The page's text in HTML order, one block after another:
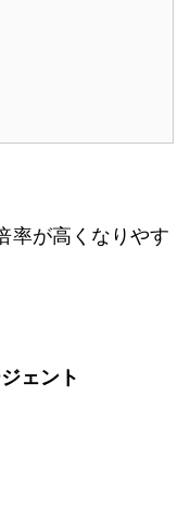
率が高くなりやす
ェント